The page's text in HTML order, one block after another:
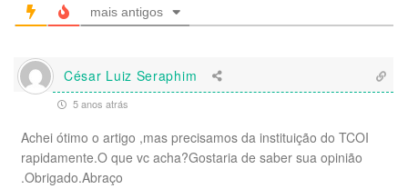
mais antigos
César Luiz Seraphim
5 anos atrás
Achei ótimo o artigo ,mas precisamos da instituição do TCOI
rapidamente.O que vc acha?Gostaria de saber sua opinião
.Obrigado.Abraço